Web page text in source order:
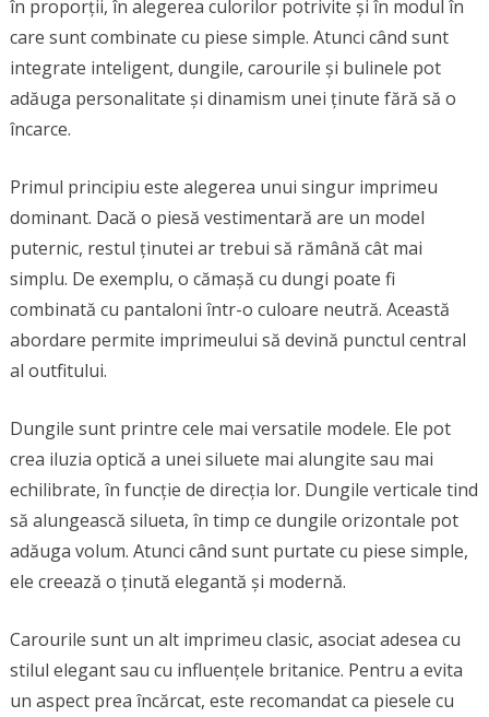
în proporții, în alegerea culorilor potrivite și în modul în
care sunt combinate cu piese simple. Atunci când sunt
integrate inteligent, dungile, carourile și bulinele pot
adăuga personalitate și dinamism unei ținute fără să o
încarce.
Primul principiu este alegerea unui singur imprimeu
dominant. Dacă o piesă vestimentară are un model
puternic, restul ținutei ar trebui să rămână cât mai
simplu. De exemplu, o cămașă cu dungi poate fi
combinată cu pantaloni într-o culoare neutră. Această
abordare permite imprimeului să devină punctul central
al outfitului.
Dungile sunt printre cele mai versatile modele. Ele pot
crea iluzia optică a unei siluete mai alungite sau mai
echilibrate, în funcție de direcția lor. Dungile verticale tind
să alungească silueta, în timp ce dungile orizontale pot
adăuga volum. Atunci când sunt purtate cu piese simple,
ele creează o ținută elegantă și modernă.
Carourile sunt un alt imprimeu clasic, asociat adesea cu
stilul elegant sau cu influențele britanice. Pentru a evita
un aspect prea încărcat, este recomandat ca piesele cu